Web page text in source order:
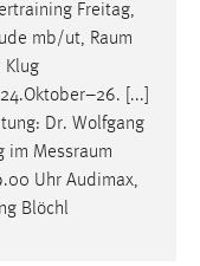
Freitag,
mb/ut, Raum
Klug
[...]
Dr. Wolfgang
im Messraum
Uhr Audimax,
Blöchl